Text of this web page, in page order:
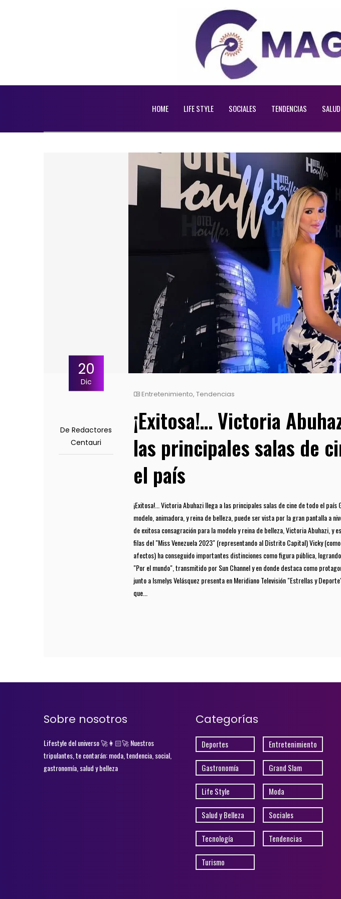
HOME LIFE STYLE SOCIALES TENDENCIAS
20
Dic
De Redactores
Centauri
Entretenimiento,Tendencias
¡Exitosa!… Victoria
las principales salas de
el país
¡Exitosa!... Victoria Abuhazi llega a las principales salas de cine de todo el
modelo, animadora, y reina de belleza, puede ser vista por la gran pantalla a
de exitosa consagración para la modelo y reina de belleza, Victoria Abuhazi, y
filas del "Miss Venezuela 2023" (representando al Distrito Capital) Vicky
afectos) ha conseguido importantes distinciones como figura pública,
"Por el mundo", transmitido por Sun Channel y en donde destaca como
junto a Ismelys Velásquez presenta en Meridiano Televisión "Estrellas y
que...
Sobre nosotros
Lifestyle del universo 🚀👩🏻‍🚀 Nuestros
tripulantes, te contarán: moda, tendencia, social,
gastronomía, salud y belleza
Categorías
Deportes Entretenimiento
Gastronomía Grand Slam
Life Style Moda
Salud y Belleza Sociales
Tecnología Tendencias
Turismo